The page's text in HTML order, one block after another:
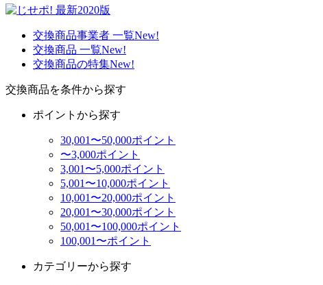
交換商品事業者 一覧New!
交換商品 一覧New!
交換商品の特集New!
交換商品を条件から探す
ポイントから探す
30,001〜50,000ポイント
〜3,000ポイント
3,001〜5,000ポイント
5,001〜10,000ポイント
10,001〜20,000ポイント
20,001〜30,000ポイント
50,001〜100,000ポイント
100,001〜ポイント
カテゴリーから探す